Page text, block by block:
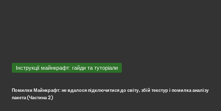
Опубліковано
Інструкції майнкрафт: гайди та туторіали
Помилки Майнкрафт: не вдалося підключитися до світу, збій текстур і помилка аналізу
пакета (Частина 2)